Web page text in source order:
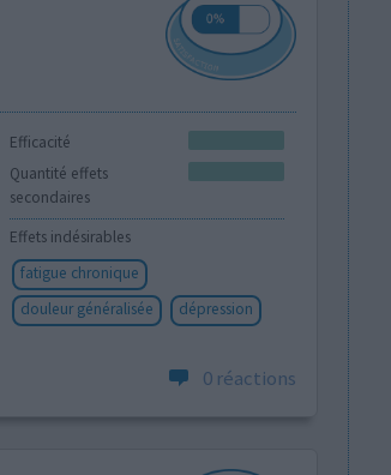
Efficacité
Quantité effets
secondaires
Effets indésirables
fatigue chronique
douleur généralisée
dépression
0 réactions